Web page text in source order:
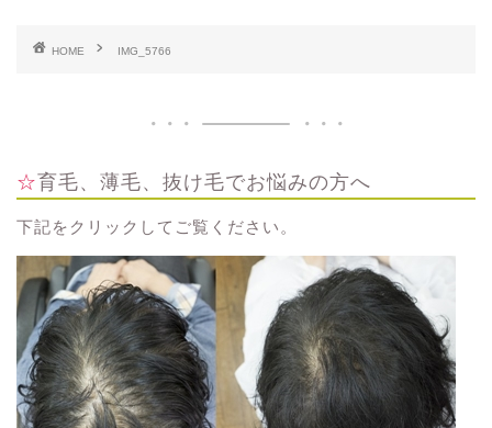
HOME IMG_5766
☆育毛、薄毛、抜け毛でお悩みの方へ
下記をクリックしてご覧ください。